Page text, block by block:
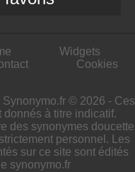
Widgets
Cookies
© 2026 - Ces
donnés à titre indicatif.
des synonymes doucette
personnel. Les
sur ce site sont édités
synonymo.fr